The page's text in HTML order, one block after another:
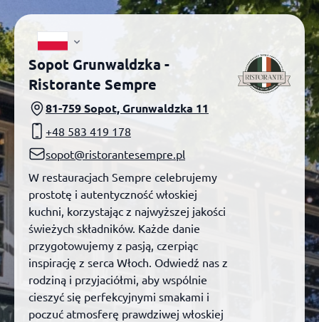
Sopot Grunwaldzka -
Ristorante Sempre
81-759 Sopot, Grunwaldzka 11
+48 583 419 178
sopot@ristorantesempre.pl
W restauracjach Sempre celebrujemy
prostotę i autentyczność włoskiej
kuchni, korzystając z najwyższej jakości
świeżych składników. Każde danie
przygotowujemy z pasją, czerpiąc
inspirację z serca Włoch. Odwiedź nas z
rodziną i przyjaciółmi, aby wspólnie
cieszyć się perfekcyjnymi smakami i
poczuć atmosferę prawdziwej włoskiej